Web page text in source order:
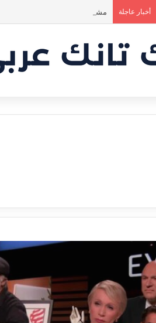
أخبار عاجلة مشروع طموح .. لكن التقييم كان